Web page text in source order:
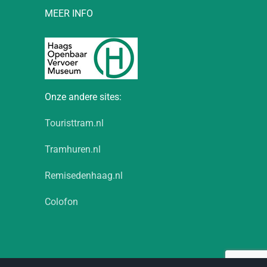
MEER INFO
Onze andere sites:
Touristtram.nl
Tramhuren.nl
Remisedenhaag.nl
Colofon